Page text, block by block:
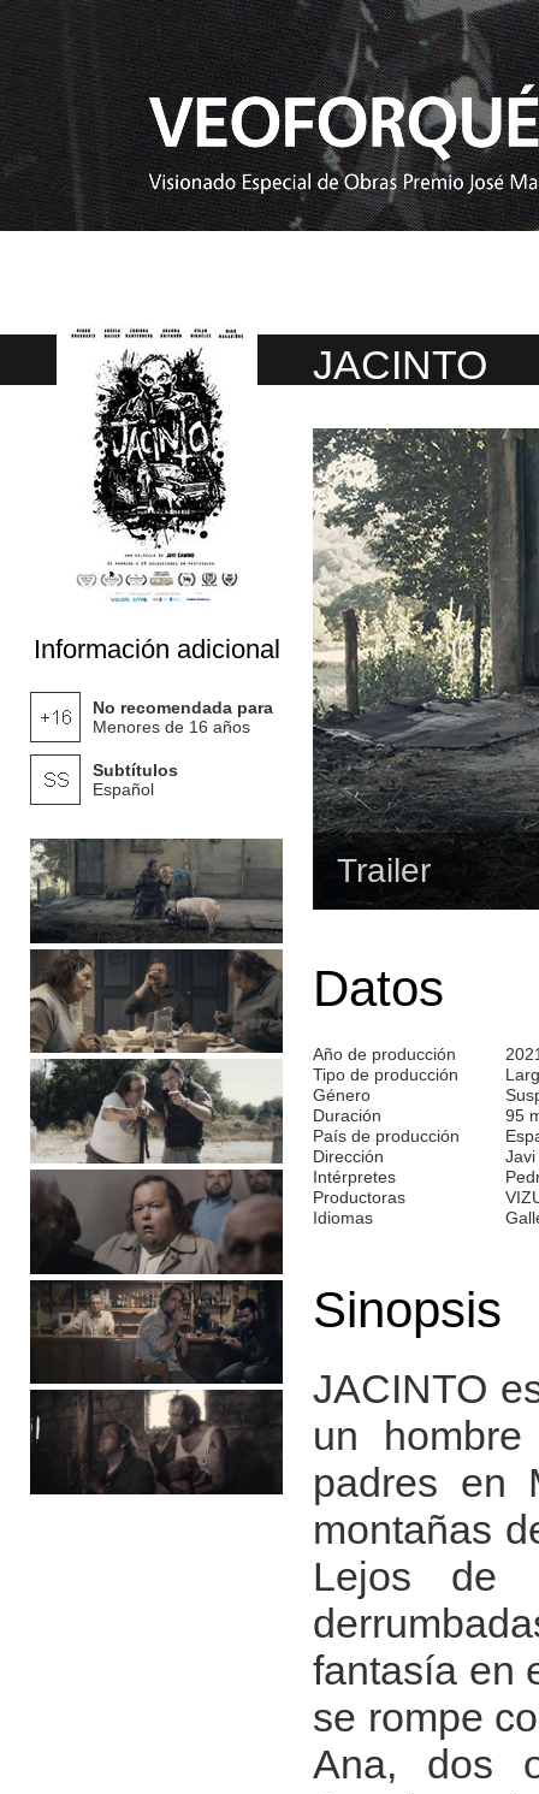
Información adicional
No recomendada para
Menores de 16 años
Subtítulos
Español
JACINTO
Trailer
Datos
Año de producción
Tipo de producción
Género
Duración
95
País de producción
Dirección
Intérpretes
Productoras
Idiomas
Sinopsis
JACINTO
un
padres en
montañas
Lejos de
fantasía en
se rompe
Ana, dos